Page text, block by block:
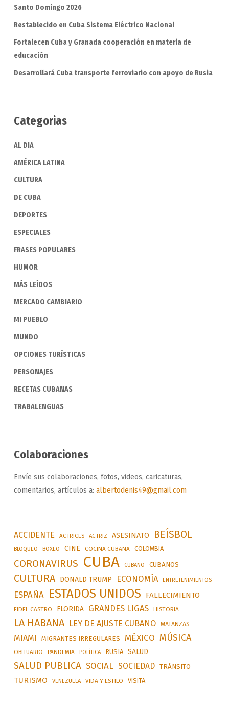
Santo Domingo 2026
Restablecido en Cuba Sistema Eléctrico Nacional
Fortalecen Cuba y Granada cooperación en materia de
educación
Desarrollará Cuba transporte ferroviario con apoyo de Rusia
Categorias
AL DIA
AMÉRICA LATINA
CULTURA
DE CUBA
DEPORTES
ESPECIALES
FRASES POPULARES
HUMOR
MÁS LEÍDOS
MERCADO CAMBIARIO
MI PUEBLO
MUNDO
OPCIONES TURÍSTICAS
PERSONAJES
RECETAS CUBANAS
TRABALENGUAS
Colaboraciones
Envíe sus colaboraciones, fotos, videos, caricaturas,
comentarios, artículos a: albertodenis49@gmail.com
ACCIDENTE ACTRICES ACTRIZ ASESINATO BEÍSBOL
BLOQUEO BOXEO CINE COCINA CUBANA COLOMBIA
CORONAVIRUS CUBA CUBANO CUBANOS
CULTURA DONALD TRUMP ECONOMÍA ENTRETENIMIENTOS
ESPAÑA ESTADOS UNIDOS FALLECIMIENTO
FIDEL CASTRO FLORIDA GRANDES LIGAS HISTORIA
LA HABANA LEY DE AJUSTE CUBANO MATANZAS
MIAMI MIGRANTES IRREGULARES MÉXICO MÚSICA
OBITUARIO PANDEMIA POLÍTICA RUSIA SALUD
SALUD PUBLICA SOCIAL SOCIEDAD TRÁNSITO
TURISMO VENEZUELA VIDA Y ESTILO VISITA